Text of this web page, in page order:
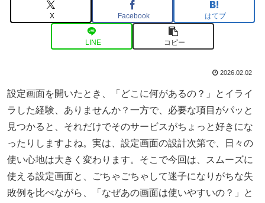
X Facebook はてブ
LINE コピー
2026.02.02
設定画面を開いたとき、「どこに何があるの？」とイライ
ラした経験、ありませんか？一方で、必要な項目がパッと
見つかると、それだけでそのサービスがちょっと好きにな
ったりしますよね。実は、設定画面の設計次第で、日々の
使い心地は大きく変わります。そこで今回は、スムーズに
使える設定画面と、ごちゃごちゃして迷子になりがちな失
敗例を比べながら、「なぜあの画面は使いやすいの？」と